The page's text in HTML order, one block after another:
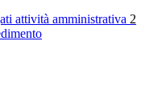
attività amministrativa 2